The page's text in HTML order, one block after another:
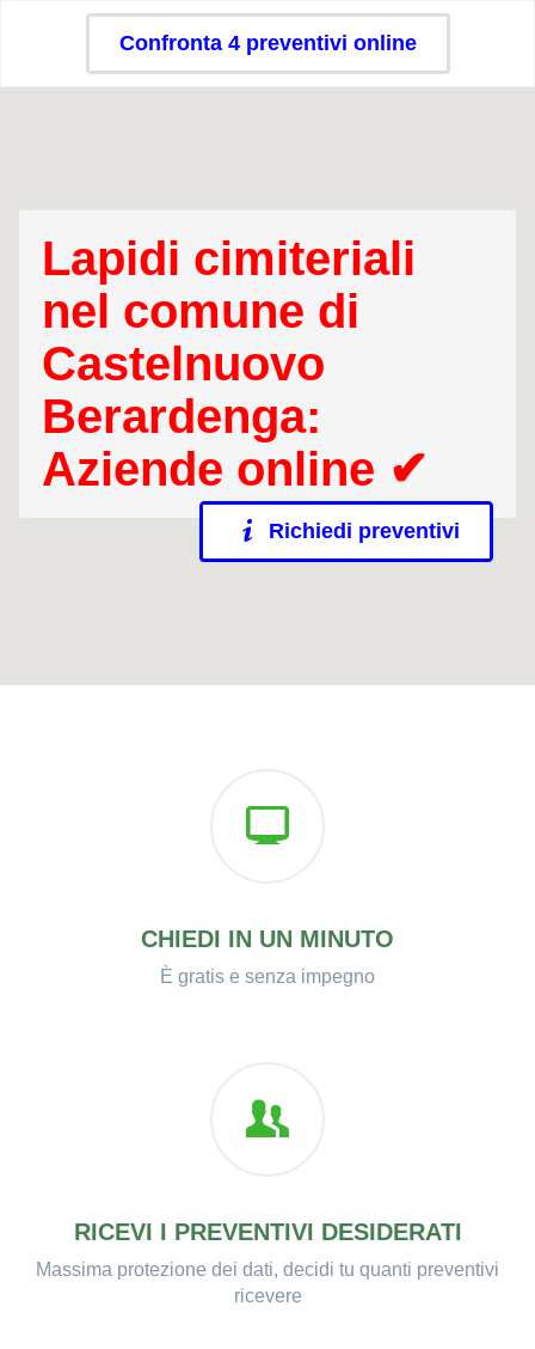
Confronta 4 preventivi online
Lapidi cimiteriali
nel comune di
Castelnuovo
Berardenga:
Aziende online ✔
Richiedi preventivi
CHIEDI IN UN MINUTO
È gratis e senza impegno
RICEVI I PREVENTIVI DESIDERATI
Massima protezione dei dati, decidi tu quanti preventivi
ricevere